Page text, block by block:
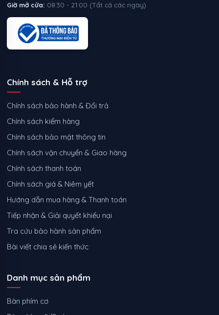
Giờ mở cửa: 08:30 - 21:00 (Tất cả các ngày)
Chính sách & Hỗ trợ
Chính sách bảo hành & Đổi trả
Chính sách kiểm hàng
Chính sách bảo mật thông tin
Chính sách vận chuyển & Giao hàng
Chính sách thanh toán
Chính sách giá & Niêm yết
Hướng dẫn mua hàng & Thanh toán
Tiếp nhận & Giải quyết khiếu nại
Tra cứu bảo hành sản phẩm
Bài viết chia sẻ kiến thức
Danh mục sản phẩm
Bàn phím cơ